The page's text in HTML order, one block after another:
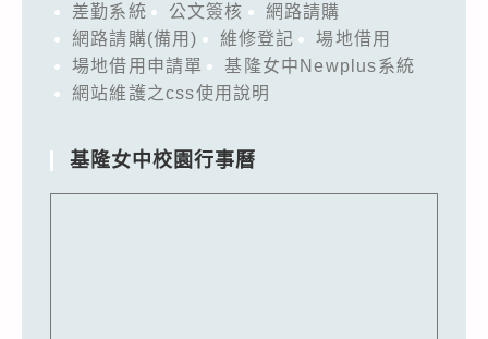
差勤系統 公文簽核
網路請購
網路請購(備用)
維修登記
場地借用
場地借用申請單
基隆女中Newplus系統
網站維護之css使用說明
基隆女中校園行事曆